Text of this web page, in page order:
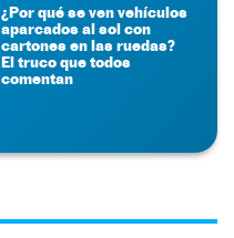
¿Por qué se ven vehículos
aparcados al sol con
cartones en las ruedas?
El truco que todos
comentan